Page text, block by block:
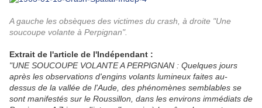
A gauche les obsèques des victimes du crash, à droite "Une
soucoupe volante à Perpignan".
Extrait de l'article de l'Indépendant :
"UNE SOUCOUPE VOLANTE A PERPIGNAN : Quelques jours
après les observations d'engins volants lumineux faites au-
dessus de la vallée de l'Aude, des phénomènes semblables se
sont manifestés sur le Roussillon, dans les environs immédiats de